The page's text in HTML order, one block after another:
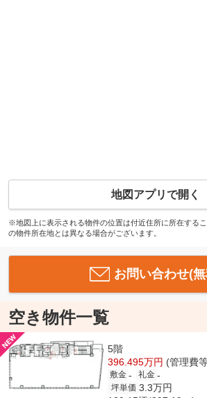
地図アプリで開く
※地図上に表示される物件の位置は付近住所に所在する
の物件所在地とは異なる場合がございます。
お問い合わせ(
空き物件一覧
5階
396.495万円 (管理費
敷金 - 礼金 -
坪単価 3.3万円